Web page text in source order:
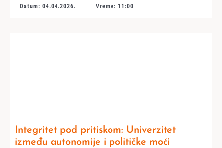
Datum: 04.04.2026. Vreme: 11:00
Integritet pod pritiskom: Univerzitet
između autonomije i političke moći